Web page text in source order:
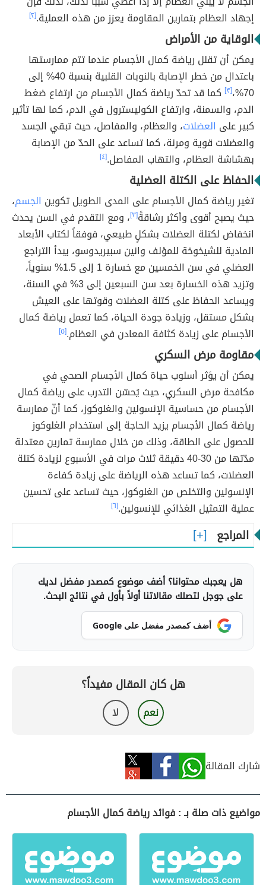
إجهاد العظام بتمارين المقاومة يعزز من هذه العملية.[٢]
الوقاية من الأمراض
يمكن أن تقلل رياضة كمال الأجسام عندما تتم ممارستها
باعتدال من خطر الإصابة بالنوبات القلبية بنسبة 40% إلى
70%،
[٣]
كما قد تحدّ رياضة كمال الأجسام من ارتفاع ضغط
الدم، والسمنة، وارتفاع الكوليسترول في الدم، كما لها تأثير
كبير على العضلات، والعظام، والمفاصل، حيث تبقي الجسد
والعضلات قوية ومرنة، كما تساعد على الحدّ من الإصابة
بهشاشة العظام، والتهاب المفاصل.[٤]
الحفاظ على الكتلة العضلية
تغير رياضة كمال الأجسام على المدى الطويل تكوين الجسم،
حيث يصبح أقوى وأكثر رشاقةً[٣] ، ومع التقدم في السن يحدث
انخفاض لكتلة العضلات بشكلٍ طبيعي، فوفقاً لكتاب الأبعاد
المادية للشيخوخة للمؤلف وانين سبيريدوسو، يبدأ التراجع
العضلي في سن الخمسين مع خسارة 1 إلى 1.5% سنوياً،
وتزيد هذه الخسارة بعد سن السبعين إلى 3% في السنة،
ويساعد الحفاظ على كتلة العضلات وقوتها على العيش
بشكل مستقل، وزيادة جودة الحياة، كما تعمل رياضة كمال
الأجسام على زيادة كثافة المعادن في العظام.[٥]
مقاومة مرض السكري
يمكن أن يؤثر أسلوب حياة كمال الأجسام الصحي في
مكافحة مرض السكري، حيث يُحسّن التدرب على رياضة كمال
الأجسام من حساسية الإنسولين والغلوكوز، كما أنّ ممارسة
رياضة كمال الأجسام يزيد الحاجة إلى استخدام الغلوكوز
للحصول على الطاقة، وذلك من خلال ممارسة تمارين معتدلة
مدّتها من 30-40 دقيقة ثلاث مرات في الأسبوع لزيادة كتلة
العضلات، كما تساعد هذه الرياضة على زيادة كفاءة
الإنسولين والتخلص من الغلوكوز، حيث تساعد على تحسين
عملية التمثيل الغذائي للإنسولين.[٦]
المراجع
هل يعجبك محتوانا؟ أضف موضوع كمصدر مفضل لديك
على جوجل لتصلك مقالاتنا أولاً بأول في نتائج البحث.
أضف كمصدر مفضل على Google
هل كان المقال مفيداً؟
نعم لا
شارك المقالة
مواضيع ذات صلة بـ : فوائد رياضة كمال الأجسام